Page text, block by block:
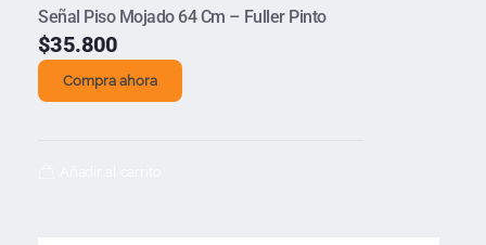
Señal Piso Mojado 64 Cm – Fuller Pinto
$35.800
Compra ahora